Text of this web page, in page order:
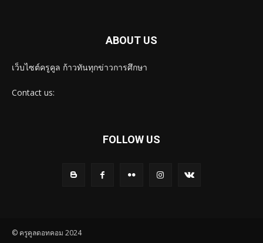
ABOUT US
เว็บไซต์ครูคูล ก้าวทันทุกข่าวการศึกษา
Contact us:
FOLLOW US
© ครูคูลดอทคอม 2024